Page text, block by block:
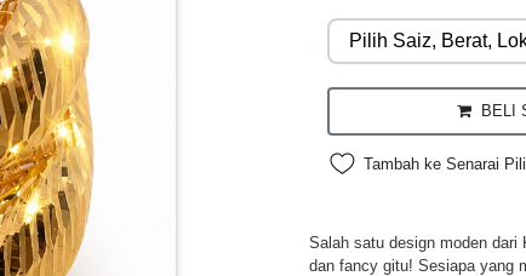
BELI
Tambah ke Senarai
Salah satu design moden
dan fancy gitu! Sesiapa yang